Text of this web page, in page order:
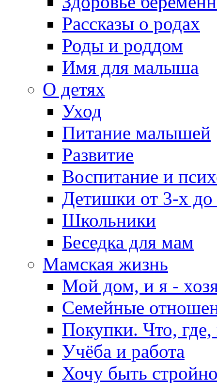
Рассказы о родах
Роды и роддом
Имя для малыша
О детях
Уход
Питание малышей
Развитие
Воспитание и
Детишки от 3-х
Школьники
Беседка для мам
Мамская жизнь
Мой дом, и я -
Семейные
Покупки. Что, где,
Учёба и работа
Хочу быть